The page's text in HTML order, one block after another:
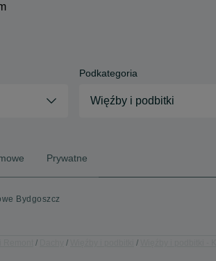
Podkategoria
Więźby i podbitki
Prywatne
Bydgoszcz